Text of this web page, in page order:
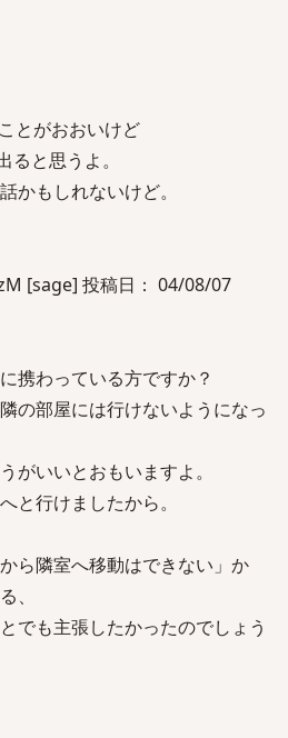
とがおおいけど
と思うよ。
かもしれないけど。
[sage] 投稿日： 04/08/07
携わっている方ですか？
の部屋には行けないようになっ
がいいとおもいますよ。
と行けましたから。
ら隣室へ移動はできない」か
、
でも主張したかったのでしょう